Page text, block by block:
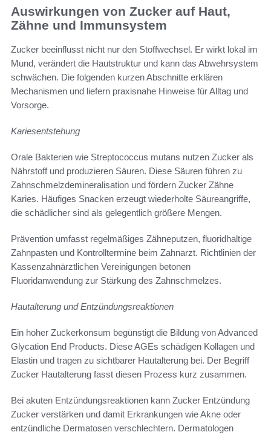
Auswirkungen von Zucker auf Haut,
Zähne und Immunsystem
Zucker beeinflusst nicht nur den Stoffwechsel. Er wirkt lokal im
Mund, verändert die Hautstruktur und kann das Abwehrsystem
schwächen. Die folgenden kurzen Abschnitte erklären
Mechanismen und liefern praxisnahe Hinweise für Alltag und
Vorsorge.
Kariesentstehung
Orale Bakterien wie Streptococcus mutans nutzen Zucker als
Nährstoff und produzieren Säuren. Diese Säuren führen zu
Zahnschmelzdemineralisation und fördern Zucker Zähne
Karies. Häufiges Snacken erzeugt wiederholte Säureangriffe,
die schädlicher sind als gelegentlich größere Mengen.
Prävention umfasst regelmäßiges Zähneputzen, fluoridhaltige
Zahnpasten und Kontrolltermine beim Zahnarzt. Richtlinien der
Kassenzahnärztlichen Vereinigungen betonen
Fluoridanwendung zur Stärkung des Zahnschmelzes.
Hautalterung und Entzündungsreaktionen
Ein hoher Zuckerkonsum begünstigt die Bildung von Advanced
Glycation End Products. Diese AGEs schädigen Kollagen und
Elastin und tragen zu sichtbarer Hautalterung bei. Der Begriff
Zucker Hautalterung fasst diesen Prozess kurz zusammen.
Bei akuten Entzündungsreaktionen kann Zucker Entzündung
Zucker verstärken und damit Erkrankungen wie Akne oder
entzündliche Dermatosen verschlechtern. Dermatologen